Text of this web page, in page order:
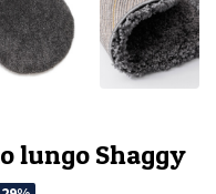
lungo Shaggy